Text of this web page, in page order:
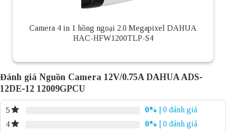
Camera 4 in 1 hồng ngoại 2.0 Megapixel DAHUA
HAC-HFW1200TLP-S4
Đánh giá Nguồn Camera 12V/0.75A DAHUA ADS-
12DE-12 12009GPCU
5 0%
| 0 đánh giá
4
0%
| 0 đánh giá